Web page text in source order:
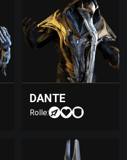
DANTE
Rolle: